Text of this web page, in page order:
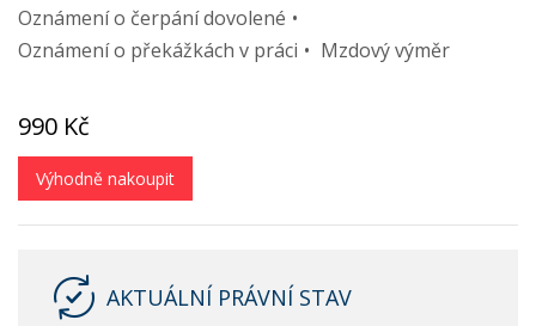
Oznámení o čerpání dovolené
Oznámení o překážkách v práci
Mzdový výměr
990 Kč
Výhodně nakoupit
AKTUÁLNÍ PRÁVNÍ STAV